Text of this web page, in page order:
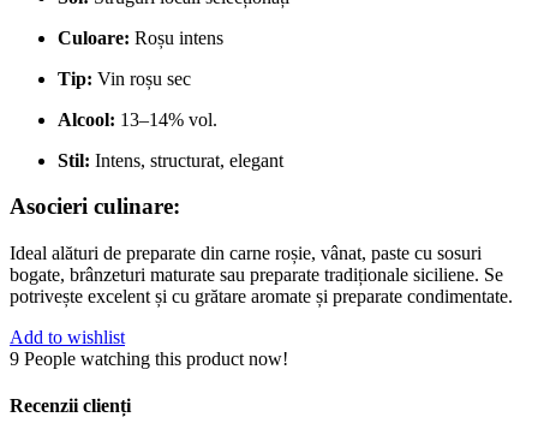
Culoare: Roșu intens
Tip: Vin roșu sec
Alcool: 13–14% vol.
Stil: Intens, structurat, elegant
Asocieri culinare:
Ideal alături de preparate din carne roșie, vânat, paste cu sosuri
bogate, brânzeturi maturate sau preparate tradiționale siciliene. Se
potrivește excelent și cu grătare aromate și preparate condimentate.
Add to wishlist
9 People watching this product now!
Recenzii clienți